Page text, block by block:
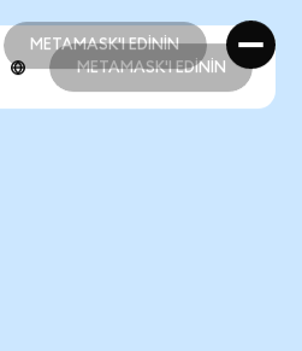
METAMASK'I EDİNİN
METAMASK'I EDİNİN
METAMASK'I EDİNİN